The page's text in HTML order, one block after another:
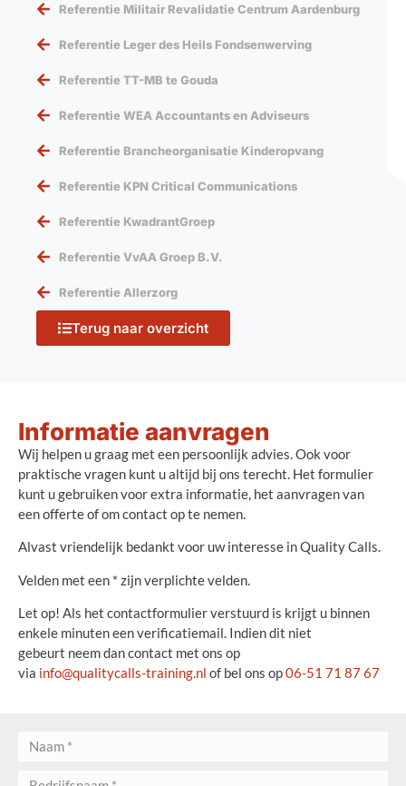
Referentie Militair Revalidatie Centrum Aardenburg
Referentie Leger des Heils Fondsenwerving
Referentie TT-MB te Gouda
Referentie WEA Accountants en Adviseurs
Referentie Brancheorganisatie Kinderopvang
Referentie KPN Critical Communications
Referentie KwadrantGroep
Referentie VvAA Groep B.V.
Referentie Allerzorg
Terug naar overzicht
Informatie aanvragen
Wij helpen u graag met een persoonlijk advies. Ook voor
praktische vragen kunt u altijd bij ons terecht. Het formulier
kunt u gebruiken voor extra informatie, het aanvragen van
een offerte of om contact op te nemen.
Alvast vriendelijk bedankt voor uw interesse in Quality Calls.
Velden met een * zijn verplichte velden.
Let op! Als het contactformulier verstuurd is krijgt u binnen
enkele minuten een verificatiemail. Indien dit niet
gebeurt neem dan contact met ons op
via info@qualitycalls-training.nl of bel ons op06-51 71 87 67